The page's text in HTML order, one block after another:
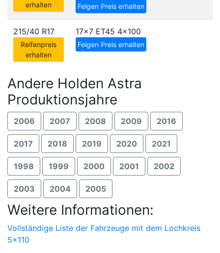
erhalten
Felgen Preis erhalten
215/40 R17
Reifenpreis
erhalten
17x7 ET45 4x100
Felgen Preis erhalten
Andere Holden Astra
Produktionsjahre
2006 2007 2008 2009 2016
2017 2018 2019 2020 2021
1998 1999 2000 2001 2002
2003 2004 2005
Weitere Informationen:
Vollständige Liste der Fahrzeuge mit dem Lochkreis
5x110